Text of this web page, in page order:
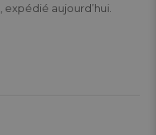
expédié aujourd’hui.